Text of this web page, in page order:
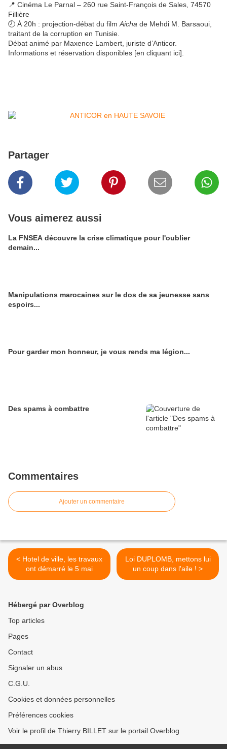
📍 Cinéma Le Parnal – 260 rue Saint-François de Sales, 74570
Fillière
🕗 À 20h : projection-débat du film Aicha de Mehdi M. Barsaoui,
traitant de la corruption en Tunisie.
Débat animé par Maxence Lambert, juriste d’Anticor.
Informations et réservation disponibles [en cliquant ici].
Partager
Vous aimerez aussi
La FNSEA découvre la crise climatique pour l'oublier
demain...
Manipulations marocaines sur le dos de sa jeunesse sans
espoirs...
Pour garder mon honneur, je vous rends ma légion...
Des spams à combattre
Commentaires
Ajouter un commentaire
< Hotel de ville, les travaux
ont démarré le 5 mai
Loi DUPLOMB, mettons lui
un coup dans l'aile ! >
Hébergé par Overblog
Top articles
Pages
Contact
Signaler un abus
C.G.U.
Cookies et données personnelles
Préférences cookies
Voir le profil de Thierry BILLET sur le portail Overblog